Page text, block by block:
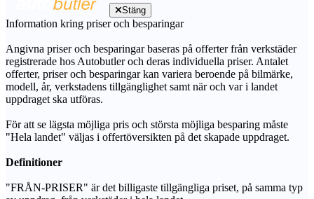
Stäng
Information kring priser och besparingar
Angivna priser och besparingar baseras på offerter från verkstäder
registrerade hos Autobutler och deras individuella priser. Antalet
offerter, priser och besparingar kan variera beroende på bilmärke,
modell, år, verkstadens tillgänglighet samt när och var i landet
uppdraget ska utföras.
För att se lägsta möjliga pris och största möjliga besparing måste
"Hela landet" väljas i offertöversikten på det skapade uppdraget.
Definitioner
"FRÅN-PRISER" är det billigaste tillgängliga priset, på samma typ